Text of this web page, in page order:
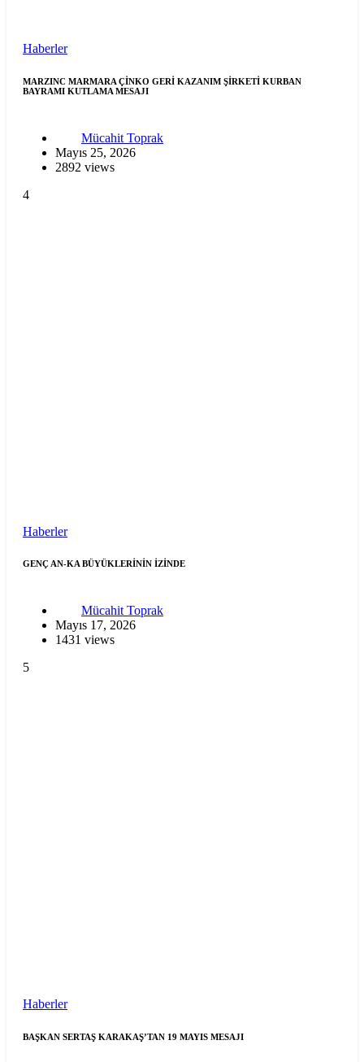
Haberler
MARZINC MARMARA ÇİNKO GERİ KAZANIM ŞİRKETİ KURBAN
BAYRAMI KUTLAMA MESAJI
Mücahit Toprak
Mayıs 25, 2026
2892 views
4
Haberler
GENÇ AN-KA BÜYÜKLERİNİN İZİNDE
Mücahit Toprak
Mayıs 17, 2026
1431 views
5
Haberler
BAŞKAN SERTAŞ KARAKAŞ’TAN 19 MAYIS MESAJI